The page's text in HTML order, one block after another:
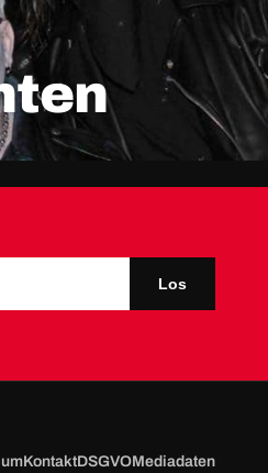
Los
KontaktDSGVOMediadaten